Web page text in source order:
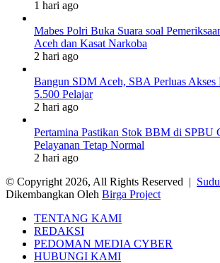
1 hari ago
Mabes Polri Buka Suara soal
Aceh dan Kasat Narkoba
2 hari ago
Bangun SDM Aceh, SBA Perluas Akses
5.500 Pelajar
2 hari ago
Pertamina Pastikan Stok BBM di SPBU
Pelayanan Tetap Normal
2 hari ago
© Copyright 2026, All Rights Reserved |
Dikembangkan Oleh Birga Project
TENTANG KAMI
REDAKSI
PEDOMAN MEDIA CYBER
HUBUNGI KAMI